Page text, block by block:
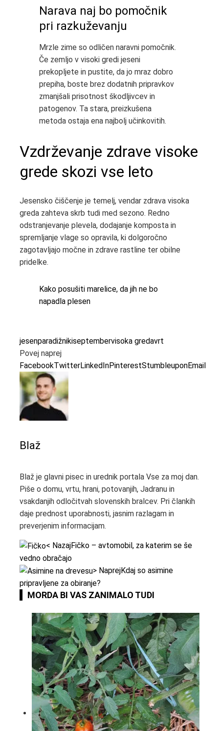
Narava naj bo pomočnik
pri razkuževanju
Mrzle zime so odličen naravni pomočnik.
Če zemljo v visoki gredi jeseni
prekopljete in pustite, da jo mraz dobro
prepiha, boste brez dodatnih pripravkov
zmanjšali prisotnost škodljivcev in
patogenov. Ta stara, preizkušena
metoda ostaja ena najbolj učinkovitih.
Vzdrževanje zdrave visoke
grede skozi vse leto
Jesensko čiščenje je temelj, vendar zdrava visoka
greda zahteva skrb tudi med sezono. Redno
odstranjevanje plevela, dodajanje komposta in
spremljanje vlage so opravila, ki dolgoročno
zagotavljajo močne in zdrave rastline ter obilne
pridelke.
Kako posušiti marelice, da jih ne bo
napadla plesen
jesenparadižnikiseptembervisoka gredavrt
Povej naprej
FacebookTwitterLinkedInPinterestStumbleuponEmail
Blaž
Blaž je glavni pisec in urednik portala Vse za moj dan.
Piše o domu, vrtu, hrani, potovanjih, Jadranu in
vsakdanjih odločitvah slovenskih bralcev. Pri člankih
daje prednost uporabnosti, jasnim razlagam in
preverjenim informacijam.
< NazajFičko – avtomobil, za katerim se še
vedno obračajo
> NaprejKdaj so asimine
pripravljene za obiranje?
MORDA BI VAS ZANIMALO TUDI